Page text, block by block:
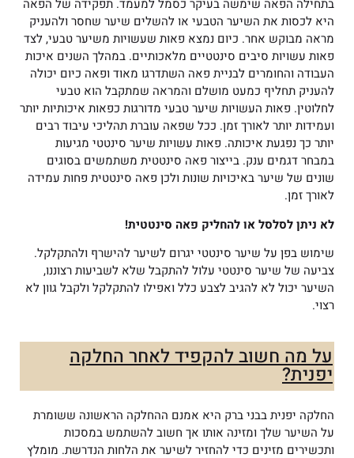
בתחילה הפאה שימשה בעיקר כסמל למעמד. תפקידה של הפאה
היא לכסות את השיער הטבעי או להשלים שיער שחסר ולהעניק
מראה מבוקש אחר. כיום נמצא פאות שעשויות משיער טבעי, לצד
פאות עשויות סיבים סינטטיים מלאכותיים. במהלך השנים איכות
העבודה והחומרים לבניית פאה השתדרגו מאוד ופאה כיום יכולה
להעניק תחליף כמעט מושלם והמראה שמתקבל הוא טבעי
לחלוטין. פאות העשויות שיער טבעי מדורגות כפאות איכותיות יותר
ועמידות יותר לאורך זמן. ככל שפאה עוברת תהליכי עיבוד רבים
יותר כך נפגעת איכותה. פאות עשויות שיער סינטטי מגיעות
במבחר דגמים ענק. בייצור פאה סינטטית משתמשים בסוגים
שונים של שיער באיכויות שונות ולכן פאה סינטטית פחות עמידה
לאורך זמן.
לא ניתן לסלסל או להחליק פאה סינטטית!
שימוש בפן על שיער סינטטי יגרום לשיער להישרף ולהתקלקל.
צביעה של שיער סינטטי עלול להתקבל שלא לשביעות רצוננו,
השיער יכול לא להגיב לצבע כלל ואפילו להתקלקל ולקבל גוון לא
רצוי.
על מה חשוב להקפיד לאחר החלקה
יפנית?
החלקה יפנית בבני ברק היא אמנם ההחלקה הראשונה ששומרת
על השיער שלך ומזינה אותו אך חשוב להשתמש במסכות
ותכשירים מזינים כדי להחזיר לשיער את הלחות הנדרשת. מומלץ